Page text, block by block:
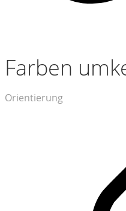
Farben
Orientierung